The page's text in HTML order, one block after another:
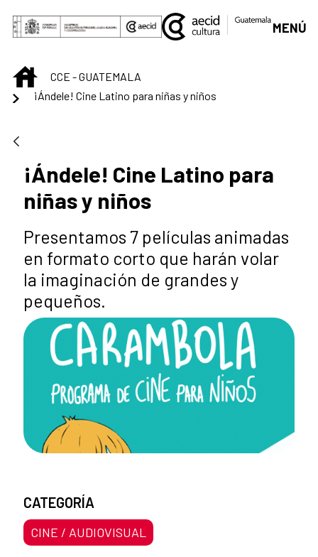
Saut au contenu principal
MENÚ
INICIOCCE - GUATEMALA
¡Ándele! Cine Latino para niñas y niños
¡Ándele! Cine Latino para
niñas y niños
Presentamos 7 películas animadas
en formato corto que harán volar
la imaginación de grandes y
pequeños.
CATEGORÍA
CINE / AUDIOVISUAL